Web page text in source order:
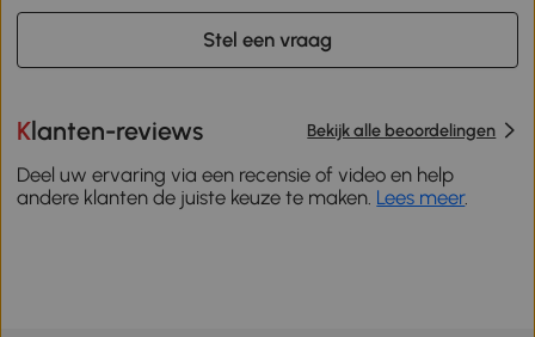
Stel een vraag
Klanten-reviews Bekijk alle beoordelingen
Deel uw ervaring via een recensie of video en help
andere klanten de juiste keuze te maken. Lees meer.